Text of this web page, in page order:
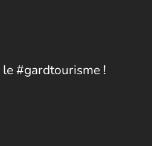
#gardtourisme !